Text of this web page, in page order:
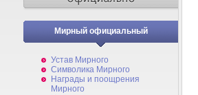
Мирный официальный
Устав Мирного
Символика Мирного
Награды и поощрения
Мирного